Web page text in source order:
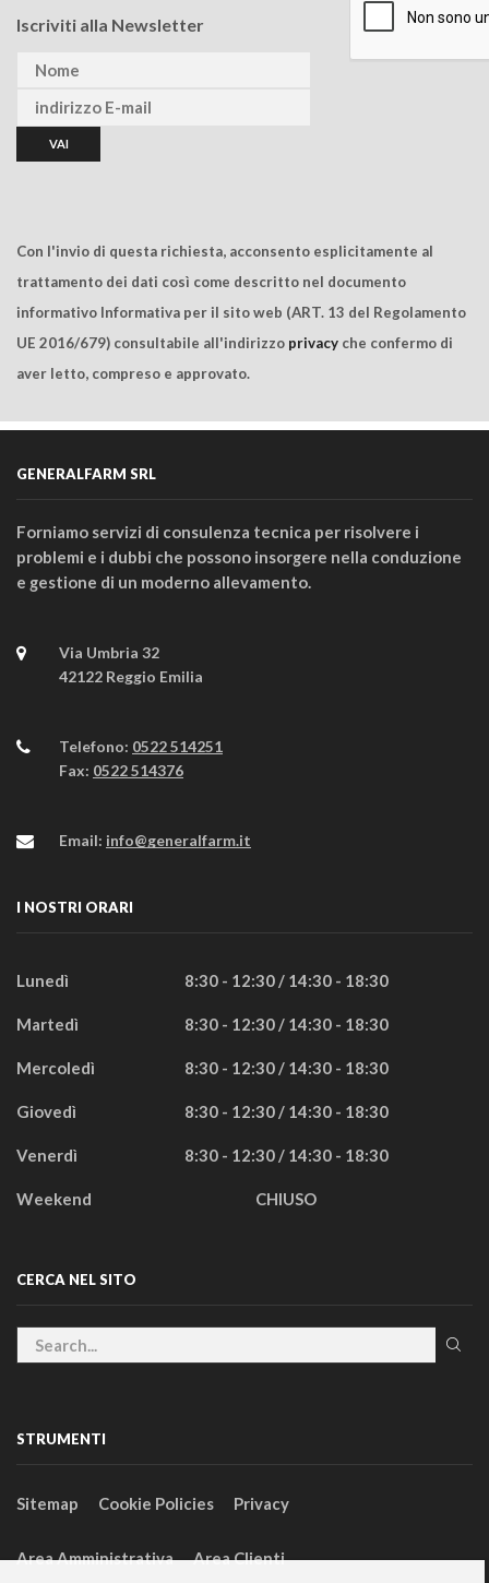
Iscriviti alla Newsletter
Con l'invio di questa richiesta, acconsento esplicitamente al
trattamento dei dati così come descritto nel documento
informativo Informativa per il sito web (ART. 13 del Regolamento
UE 2016/679) consultabile all'indirizzo privacy che confermo di
aver letto, compreso e approvato.
GENERALFARM SRL
Forniamo servizi di consulenza tecnica per risolvere i
problemi e i dubbi che possono insorgere nella conduzione
e gestione di un moderno allevamento.
Via Umbria 32
42122 Reggio Emilia
Telefono: 0522 514251
Fax: 0522 514376
Email: info@generalfarm.it
I NOSTRI ORARI
Lunedì 8:30 - 12:30 / 14:30 - 18:30
Martedì 8:30 - 12:30 / 14:30 - 18:30
Mercoledì 8:30 - 12:30 / 14:30 - 18:30
Giovedì 8:30 - 12:30 / 14:30 - 18:30
Venerdì 8:30 - 12:30 / 14:30 - 18:30
Weekend CHIUSO
CERCA NEL SITO
STRUMENTI
Sitemap Cookie Policies Privacy
Area Amministrativa Area Clienti